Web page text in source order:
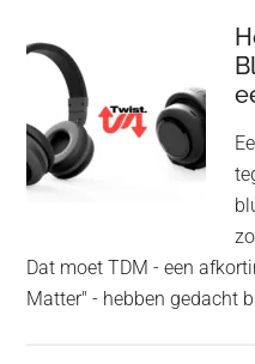
Dat moet TDM - een
Matter" - hebben gedacht